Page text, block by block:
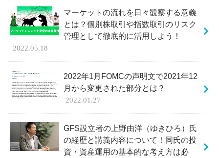
マーケットの流れを日々観察する意義
とは？個別株取引や指数取引のリスク
管理として徹底的に活用しよう！
2022.05.18
2022年1月FOMCの声明文で2021年12
月から変更された部分とは？
2022.01.27
GFS設立者の上野由洋（ゆきひろ）氏
の経歴と講義内容について！同氏の投
資・資産運用の基本的な考え方は必